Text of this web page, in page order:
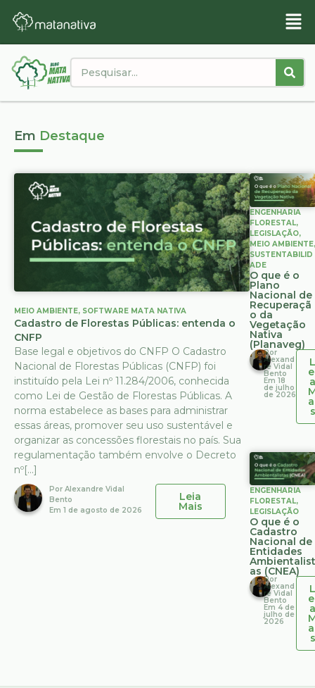
Em Destaque
MEIO AMBIENTE, SOFTWARE MATA NATIVA
Cadastro de Florestas Públicas: entenda o
CNFP
Base legal e objetivos do CNFP O Cadastro
Nacional de Florestas Públicas (CNFP) foi
instituído pela Lei nº 11.284/2006, conhecida
como Lei de Gestão de Florestas Públicas. A
norma estabelece as bases para administrar
essas áreas, promover seu uso sustentável e
organizar as concessões florestais no país. Sua
regulamentação também envolve o Decreto
nº[...]
Por Alexandre Vidal
Bento
Em 1 de agosto de 2026
Leia
Mais
ENGENHARIA
FLORESTAL,
LEGISLAÇÃO,
MEIO AMBIENTE,
SUSTENTABILID
ADE
O que é o
Plano
Nacional de
Recuperaçã
o da
Vegetação
Nativa
(Planaveg)
Por
Alexand
re Vidal
Bento
Em 18
de julho
de 2026
s
ENGENHARIA
FLORESTAL,
LEGISLAÇÃO
O que é o
Cadastro
Nacional de
Entidades
Ambientalist
as (CNEA)
Por
Alexand
re Vidal
Bento
Em 4 de
julho de
2026
s